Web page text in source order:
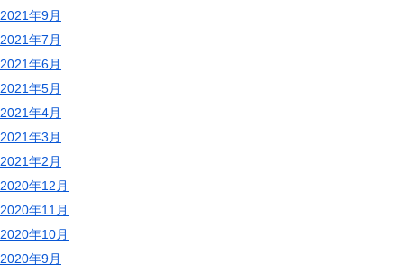
2021年9月
2021年7月
2021年6月
2021年5月
2021年4月
2021年3月
2021年2月
2020年12月
2020年11月
2020年10月
2020年9月